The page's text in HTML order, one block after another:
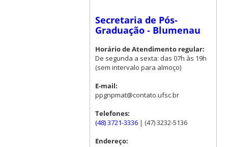
Secretaria de Pós-
Graduação - Blumenau
Horário de Atendimento regular:
De segunda a sexta: das 07h às 19h
(sem intervalo para almoço)
E-mail:
ppgnpmat@contato.ufsc.br
Telefones:
(48) 3721-3336| (47) 3232-5136
Endereço: